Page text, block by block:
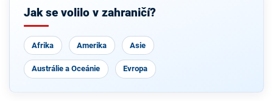
Jak se volilo v zahraničí?
Afrika Amerika Asie
Austrálie a Oceánie Evropa